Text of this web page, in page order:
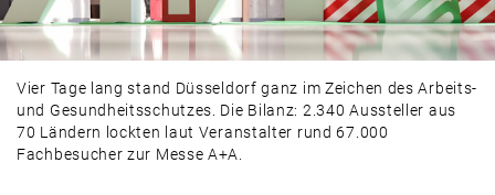
AUSBLICK
Vier Tage lang stand Düsseldorf ganz im Zeichen des Arbeits-
und Gesundheitsschutzes. Die Bilanz: 2.340 Aussteller aus
70 Ländern lockten laut Veranstalter rund 67.000
Fachbesucher zur Messe A+A.